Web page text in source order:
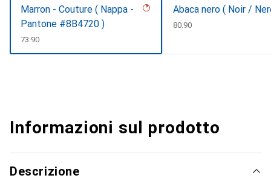
Marron - Couture ( Nappa -
Pantone #8B4720 )
CHF
73.90
Abaca nero ( Noir /
CHF
80.90
Informazioni sul prodotto
Descrizione